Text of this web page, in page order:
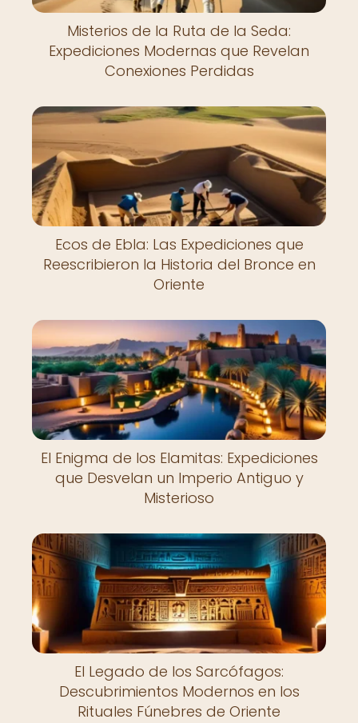
Misterios de la Ruta de la Seda:
Expediciones Modernas que Revelan
Conexiones Perdidas
Ecos de Ebla: Las Expediciones que
Reescribieron la Historia del Bronce en
Oriente
El Enigma de los Elamitas: Expediciones
que Desvelan un Imperio Antiguo y
Misterioso
El Legado de los Sarcófagos:
Descubrimientos Modernos en los
Rituales Fúnebres de Oriente